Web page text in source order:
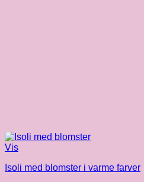
Vis
Isoli med blomster i varme farver